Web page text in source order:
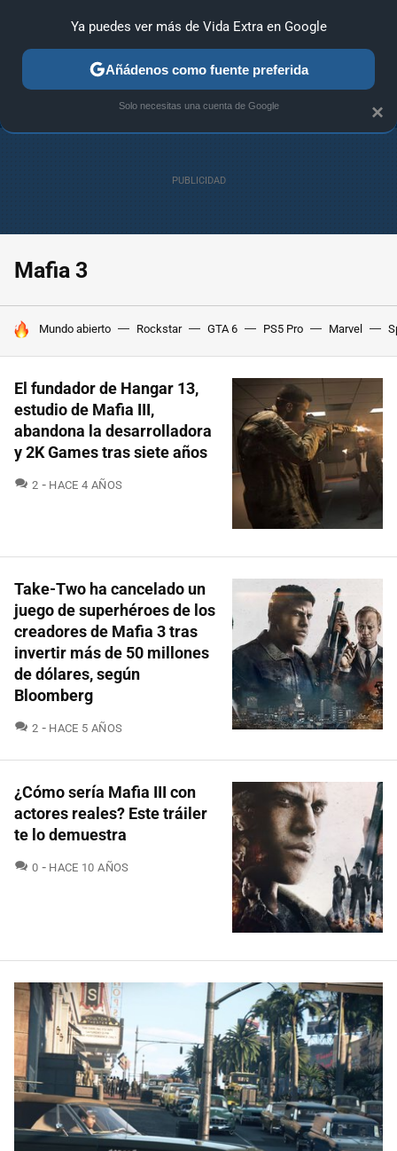
ANÁLISIS GUÍAS Y TRUCOS PC SONY NINTENDO
Mafia 3
HOY SE HABLA DE
Mundo abierto Rockstar GTA 6 PS5 Pro Marvel
El fundador de Hangar 13,
estudio de Mafia III,
abandona la desarrolladora
y 2K Games tras siete años
2 COMENTARIOS
HACE 4 AÑOS
Take-Two ha cancelado un
juego de superhéroes de los
creadores de Mafia 3 tras
invertir más de 50 millones
de dólares, según
Bloomberg
2 COMENTARIOS
HACE 5 AÑOS
¿Cómo sería Mafia III con
actores reales? Este tráiler
te lo demuestra
0 COMENTARIOS
HACE 10 AÑOS
×
Ya puedes ver más de Vida Extra en Google
Añádenos como fuente preferida
Solo necesitas una cuenta de Google